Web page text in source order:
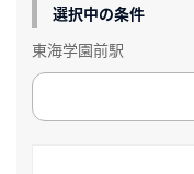
選択中の条件
東海学園前駅